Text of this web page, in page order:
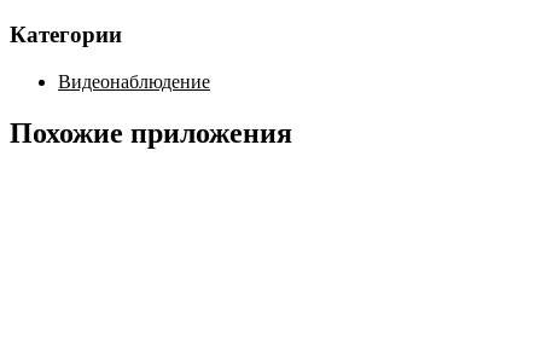
Категории
Видеонаблюдение
Похожие приложения